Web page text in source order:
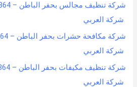
شركة العربي
شركة العربي
شركة العربي